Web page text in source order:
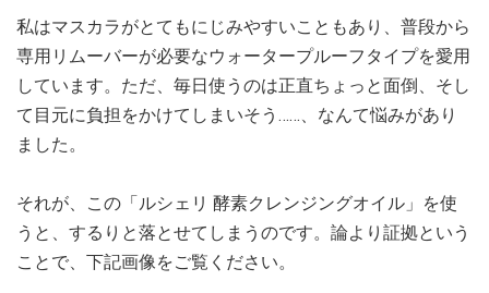
私はマスカラがとてもにじみやすいこともあり、普段から
専用リムーバーが必要なウォータープルーフタイプを愛用
しています。ただ、毎日使うのは正直ちょっと面倒、そし
て目元に負担をかけてしまいそう……、なんて悩みがあり
ました。
それが、この「ルシェリ 酵素クレンジングオイル」を使
うと、するりと落とせてしまうのです。論より証拠という
ことで、下記画像をご覧ください。